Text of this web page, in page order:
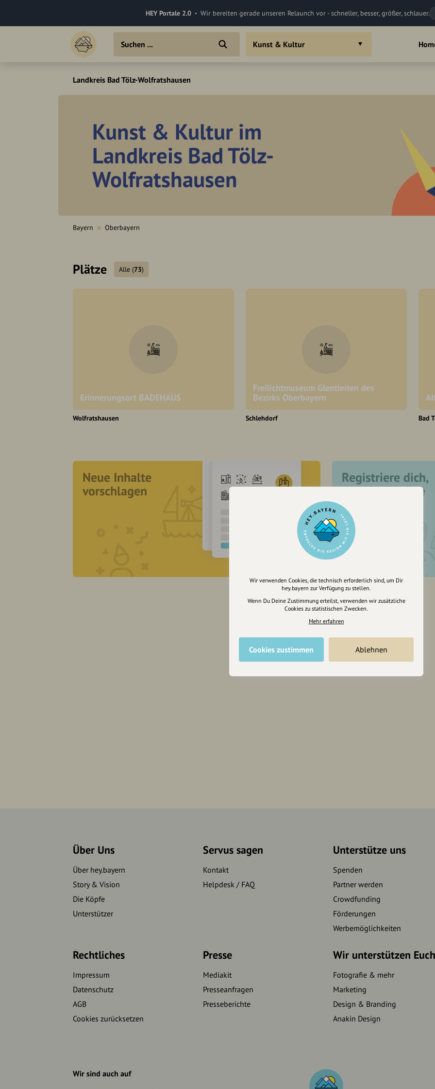
HEY Portale 2.0 Wir bereiten gerade unseren Relaunch vor - schneller, besser, größer, schlauer.
Kunst & Kultur
Landkreis Bad Tölz-Wolfratshausen
Kunst & Kultur im
Landkreis Bad Tölz-
Wolfratshausen
Bayern Oberbayern
Plätze Alle (73)
Erinnerungsort BADEHAUS
Wolfratshausen
Freilichtmuseum Glentleiten des
Bezirks Oberbayern
Schlehdorf Bad
Neue Inhalte
vorschlagen
Registriere dich,
um dir Einträge
zu merken
Über Uns
Über hey.bayern
Story & Vision
Die Köpfe
Unterstützer
Servus sagen
Kontakt
Helpdesk / FAQ
Unterstütze uns
Spenden
Partner werden
Crowdfunding
Förderungen
Werbemöglichkeiten
Rechtliches
Impressum
Datenschutz
AGB
Cookies zurücksetzen
Presse
Mediakit
Presseanfragen
Presseberichte
Wir unterstützen Euch
Fotografie & mehr
Marketing
Design & Branding
Anakin Design
Wir sind auch auf
Wir verwenden Cookies, die technisch erforderlich sind, um Dir
hey.bayern zur Verfügung zu stellen.
Wenn Du Deine Zustimmung erteilst, verwenden wir zusätzliche
Cookies zu statistischen Zwecken.
Mehr erfahren
Cookies zustimmen Ablehnen